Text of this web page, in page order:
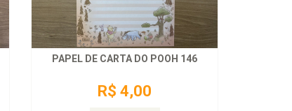
PAPEL DE CARTA DO POOH 146
R$ 4,00